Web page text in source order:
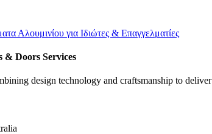
& Doors Services
design technology and craftsmanship to